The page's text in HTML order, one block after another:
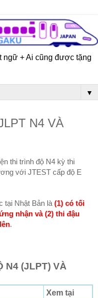
ngữ + Ai cũng được tặng
▼
N4 VÀ
thi trình độ N4 kỳ thi
với JTEST cấp độ E
tại Nhật Bản là (1) có tối
nhận và (2) thi đậu
.
N4 (JLPT) VÀ
Xem tại